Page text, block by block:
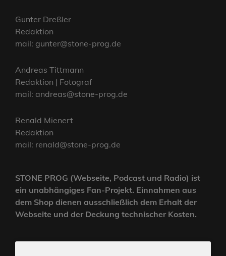
Gunter Dreßler
Redaktion
mail: gunter@stone-prog.de
Andreas Tittmann
Redaktion | Fotograf
mail: andreas@stone-prog.de
Renald Mienert
Redaktion
mail: renald@stone-prog.de
STONE PROG (Webseite, Podcast und Radio) ist
ein unabhängiges Fan-Projekt. Einnahmen aus
dem Shop dienen ausschließlich dem Erhalt der
Webseite und der Deckung technischer Kosten.